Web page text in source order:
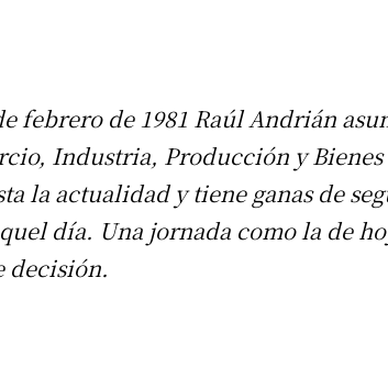
febrero de 1981 Raúl Andrián
Industria, Producción y Bienes
la actualidad y tiene ganas de
día. Una jornada como la de
decisión.